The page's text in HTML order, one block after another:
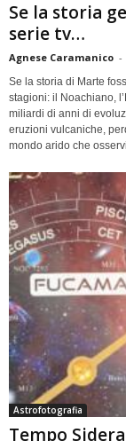
Se la storia
serie tv…
Agnese Caramanico -
Se la storia di Marte
stagioni: il Noachiano,
miliardi di anni di
eruzioni vulcaniche,
mondo arido che
Astrofotografia
Tempo